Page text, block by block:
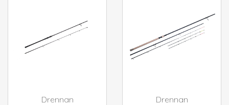
Drennan Drennan